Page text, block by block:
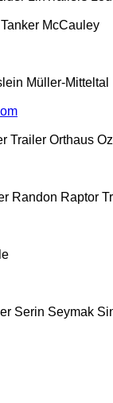
McCauley
Müller-Mitteltal
Trailer Orthaus
Randon Raptor
Serin Seymak